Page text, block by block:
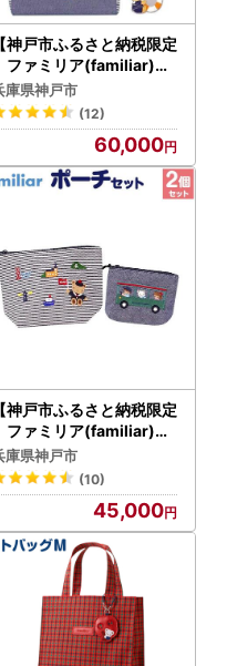
【神戸市ふるさと納税限定
ファミリア(familiar)の
冷バッグ（チャーム付き
庫県神戸市
(12)
60,000
【神戸市ふるさと納税限定
ファミリア(familiar)の
ーチセット
庫県神戸市
(10)
45,000